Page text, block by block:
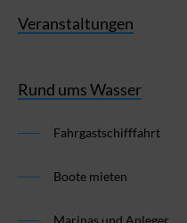
Veranstaltungen
Rund ums Wasser
Fahrgastschifffahrt
Boote mieten